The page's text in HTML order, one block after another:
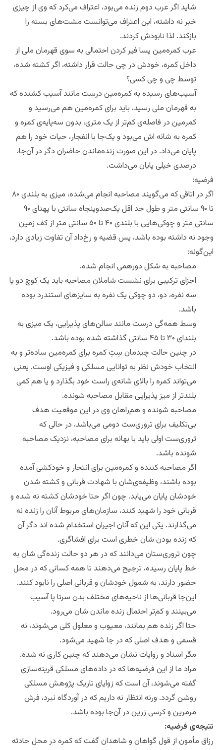
شاید اگر عرب دوم زنده می‌بود، اعتراف می‌کرد که وی از چیزی
خبر نه داشته، این اعتراف می‌توانست مشت‌های بسته را
بازکند. لذا نابودش کردند.
عرب کمره‌مین پسا فیر کردن احتمالی به سوی قهرمان ملی از
داخل کمره، خودش در چی حالت قرار داشته، اگر کشته شده،
توسط چی و چی کسی؟
آسیب‌های رسیده به کمره‌مین درست مانند آسیب کشنده که
به قهرمان ملی رسید، باید برای کمره‌مین هم می‌رسید و‌
کمر‌مین در فاصله‌ی کم‌تر از یک متری،‌ بدون سه‌پایه‌ی کمره و
کمره به شانه اش می‌بود و یک‌جا با انفجار،‌ حیات خود را هم
پایان می‌داد. در این صورت زنده‌ماندن حاضران دگر در آن‌جا،
درصدی خیلی پایان می‌داشت.
فرضیه‌:
اگر در اتاقی که می‌گویند مصاحبه انجام می‌شده، میزی به بلندی ۸۰
تا ۹۰ سانتی متر و طول حد اقل یک‌‌‌صدو‌پنجاه سانتی با پهنای ۹۰
سانتی متر و چوکی‌‌هایی با بلندی ۴۰ تا ۵۰ سانتی متر از کف زمین
وجود نه داشته بوده باشد،‌ پس قضیه و رخ‌داد آن تفاوت زیادی دارد،
این‌گونه:
مصاحبه به شکل دورهمی انجام شده.
اجزای ترکیبی برای نشست شاملان مصاحبه باید یک کوچ دو یا
سه نفره، دو،‌ دو چوکی یک نفره به سایز‌های استندرد بوده
باشد.
وسط همه‌گی درست مانند سالن‌های پذیرایی، یک میزی به
بلندای ۳۰ تا ۴۵ سانتی گذاشته شده بوده باشد.
در چنین حالت چیدمان سِتِ کمره برای کمره‌مین ساده‌تر و به
انتخاب خودش نظر به توانایی مسلکی و فیزیکی اوست. یعنی
می‌تواند کمره را بالای شانه‌ی راست خود بگذارد و یا هم کمی
بلندتر از میز پذیرایی مقابل مصاحبه شونده.
مصاحبه شونده و هم‌راهان وی در این موقعیت هدف
بی‌تکلیف برای تروری‌ست دومی می‌باشد، در حالی که
تروری‌ست اولی باید با بهانه برای مصاحبه، نزدیک مصاحبه
شونده باشد.
اگر مصاحبه کننده ‌و کمره‌مین برای انتحار ‌و خودکشی آمده
بوده باشند، وظیفه‌ی‌شان با شهادت قربانی و کشته شدن
خودشان پایان می‌‌یابد. چون اگر حتا خودشان کشته نه شده ‌و
قربانی خود را شهید کنند، سازمان‌های مربوط آنان را زنده‌ نه
می‌گذارند. یکی این‌ که آنان اجیران استخدام شده اند ‌دگر آن
که زنده بودن شان خطری است برای افشا‌گری.
چون تروری‌ستان می‌دانند که در هر دو حالت زنده‌گی شان به
خط پایان رسیده، ترجیح می‌دهند تا همه کسانی که در محل
حضور دارند، به شمول خودشان و قربانی اصلی را نابود کنند.
این‌جا قربانی‌ها از ناحیه‌های مختلف بدن سرتا پا آسیب
می‌بینند‌ و کم‌تر احتمال زنده ماندن شان می‌رود.
حتا اگر زنده هم بمانند، معیوب و معلول کلی می‌شوند، نه
قسمی و هدف اصلی که در جا شهید می‌شود.
مگر اسناد و‌ روایات نشان می‌دهند که چنین کاری نه شده.
مراد ما از این فرضیه‌ها که در داده‌های مسلکی قرینه‌سازی
گفته می‌شوند، آن است که زوایای تاریک پژوهش مسلکی
روشن گردد.‌ ورنه انتظار نه داریم که در آوردگاه نبرد، فرش‌
مرمرین و کرسی زرین در آن‌جا بوده باشد.
نتیجه‌ی فرضیه‌:
رزاق مأمون از قول گواهان و شاهدان گفت که کمره در محل حادثه